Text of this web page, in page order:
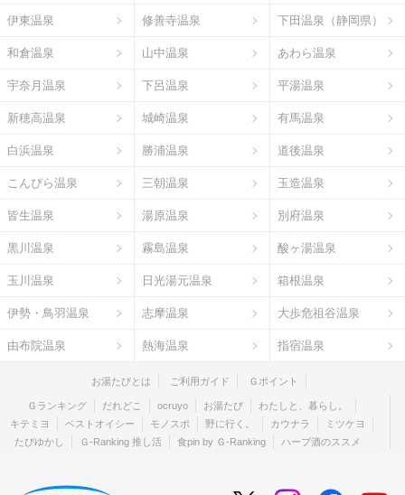
伊東温泉 修善寺温泉 下田温泉（静岡県）
和倉温泉 山中温泉 あわら温泉
宇奈月温泉 下呂温泉 平湯温泉
新穂高温泉 城崎温泉 有馬温泉
白浜温泉 勝浦温泉 道後温泉
こんぴら温泉 三朝温泉 玉造温泉
皆生温泉 湯原温泉 別府温泉
黒川温泉 霧島温泉 酸ヶ湯温泉
玉川温泉 日光湯元温泉 箱根温泉
伊勢・鳥羽温泉 志摩温泉 大歩危祖谷温泉
由布院温泉 熱海温泉 指宿温泉
お湯たびとは ご利用ガイド Ｇポイント
Ｇランキング だれどこ ocruyo お湯たび
わたしと、暮らし。
キテミヨ
ベストオイシー モノスポ 野に行く。 カウナラ
ミツケヨ
たびゆかし
Ｇ-Ranking 推し活 食pin by Ｇ-Ranking ハーブ酒のススメ